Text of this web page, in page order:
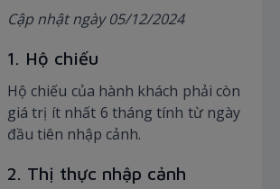
Cập nhật ngày 05/12/2024
1. Hộ chiếu
Hộ chiếu của hành khách phải còn
giá trị ít nhất 6 tháng tính từ ngày
đầu tiên nhập cảnh.
2. Thị thực nhập cảnh